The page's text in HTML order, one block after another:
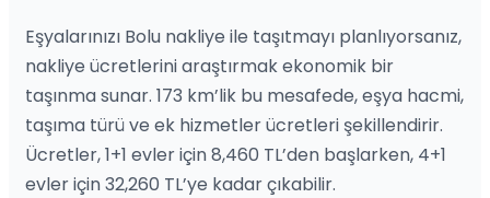
Eşyalarınızı Bolu nakliye ile taşıtmayı planlıyorsanız,
nakliye ücretlerini araştırmak ekonomik bir
taşınma sunar. 173 km’lik bu mesafede, eşya hacmi,
taşıma türü ve ek hizmetler ücretleri şekillendirir.
Ücretler, 1+1 evler için 8,460 TL’den başlarken, 4+1
evler için 32,260 TL’ye kadar çıkabilir.